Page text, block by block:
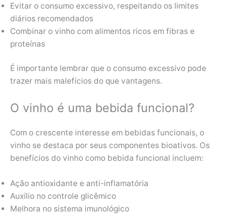
Evitar o consumo excessivo, respeitando os limites
diários recomendados
Combinar o vinho com alimentos ricos em fibras e
proteínas
É importante lembrar que o consumo excessivo pode
trazer mais malefícios do que vantagens.
O vinho é uma bebida funcional?
Com o crescente interesse em bebidas funcionais, o
vinho se destaca por seus componentes bioativos. Os
benefícios do vinho como bebida funcional incluem:
Ação antioxidante e anti-inflamatória
Auxílio no controle glicêmico
Melhora no sistema imunológico